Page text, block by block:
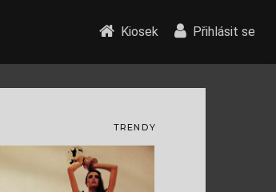
TRENDY
Kiosek Přihlásit se